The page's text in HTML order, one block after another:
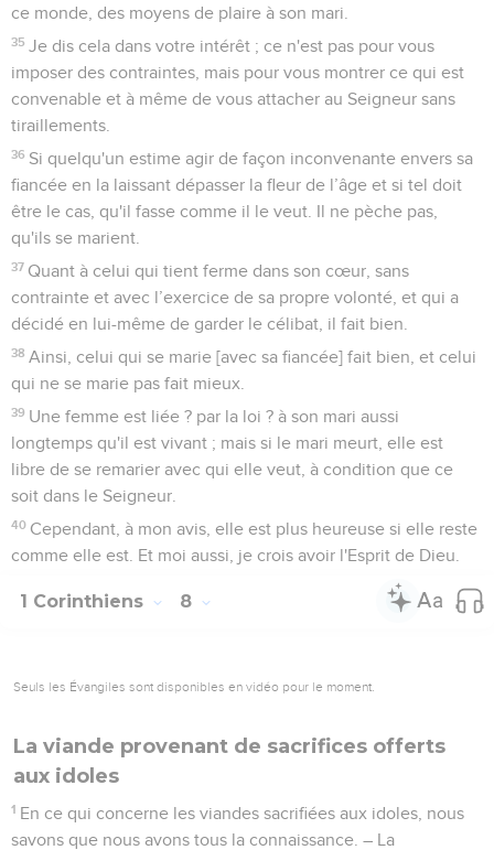
ce monde, des moyens de plaire à son mari.
35 Je dis cela dans votre intérêt ; ce n'est pas pour vous
imposer des contraintes, mais pour vous montrer ce qui est
convenable et à même de vous attacher au Seigneur sans
tiraillements.
36 Si quelqu'un estime agir de façon inconvenante envers sa
fiancée en la laissant dépasser la fleur de l’âge et si tel doit
être le cas, qu'il fasse comme il le veut. Il ne pèche pas,
qu'ils se marient.
37 Quant à celui qui tient ferme dans son cœur, sans
contrainte et avec l’exercice de sa propre volonté, et qui a
décidé en lui-même de garder le célibat, il fait bien.
38 Ainsi, celui qui se marie [avec sa fiancée] fait bien, et celui
qui ne se marie pas fait mieux.
39 Une femme est liée ? par la loi ? à son mari aussi
longtemps qu'il est vivant ; mais si le mari meurt, elle est
libre de se remarier avec qui elle veut, à condition que ce
soit dans le Seigneur.
40 Cependant, à mon avis, elle est plus heureuse si elle reste
comme elle est. Et moi aussi, je crois avoir l'Esprit de Dieu.
1 Corinthiens 8
Seuls les Évangiles sont disponibles en vidéo pour le moment.
La viande provenant de sacrifices offerts
aux idoles
1 En ce qui concerne les viandes sacrifiées aux idoles, nous
savons que nous avons tous la connaissance. – La